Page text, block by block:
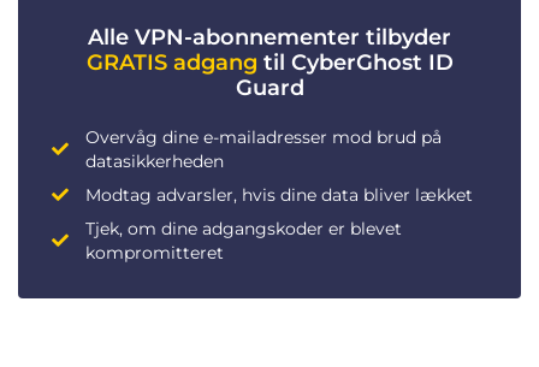
Alle VPN-abonnementer tilbyder
GRATIS adgang til CyberGhost ID
Guard
Overvåg dine e-mailadresser mod brud på
datasikkerheden
Modtag advarsler, hvis dine data bliver lækket
Tjek, om dine adgangskoder er blevet
kompromitteret